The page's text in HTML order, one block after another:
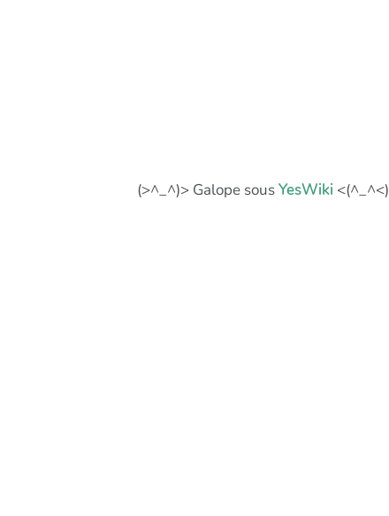
(>^_^)> Galope sousYesWiki <(^_^<)